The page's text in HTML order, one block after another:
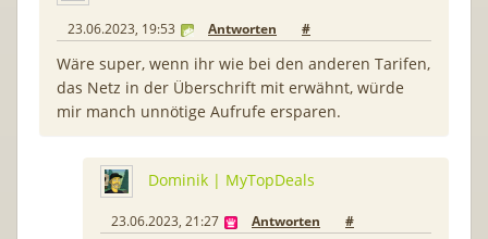
23.06.2023, 19:53 Antworten #
Wäre super, wenn ihr wie bei den anderen Tarifen,
das Netz in der Überschrift mit erwähnt, würde
mir manch unnötige Aufrufe ersparen.
Dominik | MyTopDeals
23.06.2023, 21:27 Antworten #